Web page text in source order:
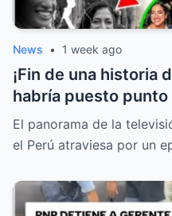
News • 1 week ago
¡Fin de una historia
habría puesto
con la hija de
El panorama de la
el Perú atraviesa por un